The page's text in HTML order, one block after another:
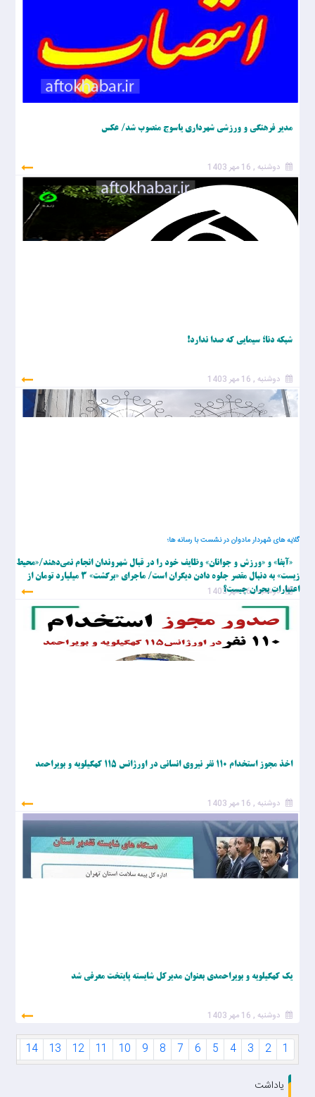
یاداشت
مدیر فرهنگی و ورزشی شهرداری یاسوج منصوب شد/ عکس
دوشنبه , 16 مهر 1403
شبکه دنا؛ سیمایی که صدا ندارد!
دوشنبه , 16 مهر 1403
گلایه های شهردار مادوان در نشست با رسانه ها؛
«آبفا» و «ورزش و جوانان» وظایف خود را در قبال شهروندان انجام نمی‌دهند/«محیط
زیست» به دنبال مقصر جلوه دادن دیگران است/ ماجرای «برگشت» ۳ میلیارد تومان از
اعتبارات بحران چیست؟
دوشنبه , 16 مهر 1403
اخذ مجوز استخدام ۱۱۰ نفر نیروی انسانی در اورژانس ۱۱۵ کهگیلویه و بویراحمد
دوشنبه , 16 مهر 1403
یک کهگیلویه و بویراحمدی بعنوان مدیرکل شایسته پایتخت معرفی شد
دوشنبه , 16 مهر 1403
1
2
3
4
5
6
7
8
9
10
11
12
13
14